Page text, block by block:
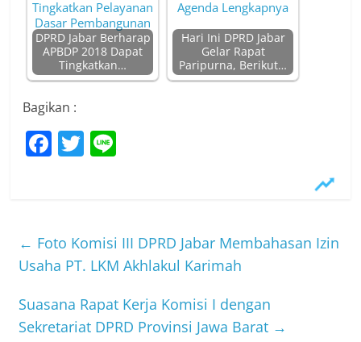
DPRD Jabar Berharap
APBDP 2018 Dapat
Tingkatkan…
Hari Ini DPRD Jabar
Gelar Rapat
Paripurna, Berikut…
Bagikan :
F
b
o
o
k
T
← Foto Komisi III DPRD Jabar Membahasan Izin
Usaha PT. LKM Akhlakul Karimah
Suasana Rapat Kerja Komisi I dengan
Sekretariat DPRD Provinsi Jawa Barat →